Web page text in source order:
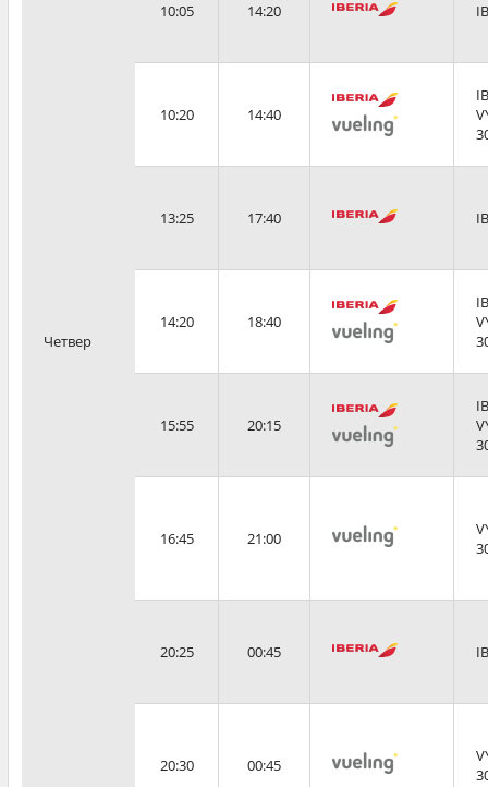
Четвер
10:05 14:20
10:20 14:40
13:25 17:40
14:20 18:40
15:55 20:15
16:45 21:00
20:25 00:45
20:30 00:45